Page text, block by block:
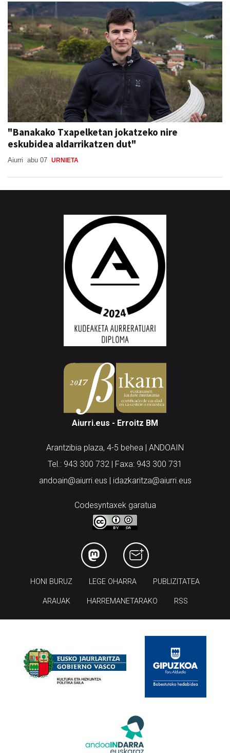
"Banakako Txapelketan jokatzeko nire
eskubidea aldarrikatzen dut"
Aiurri abu 07 URNIETA
Aiurri.eus - Erroitz BM
Arantzibia plaza, 4-5 behea | ANDOAIN
Tel.: 943 300 732 | Faxa: 943 300 731
andoain@aiurri.eus | idazkaritza@aiurri.eus
Codesyntaxek garatua
HONI BURUZ LEGE OHARRA PUBLIZITATEA
ARAUAK HARREMANETARAKO RSS